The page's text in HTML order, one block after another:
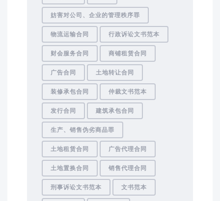
妨害对公司、企业的管理秩序罪
物流运输合同 行政诉讼文书范本
财会服务合同 商铺租赁合同
广告合同 土地转让合同
装修承包合同 仲裁文书范本
发行合同 建筑承包合同
生产、销售伪劣商品罪
土地租赁合同 广告代理合同
土地置换合同 销售代理合同
刑事诉讼文书范本 文书范本